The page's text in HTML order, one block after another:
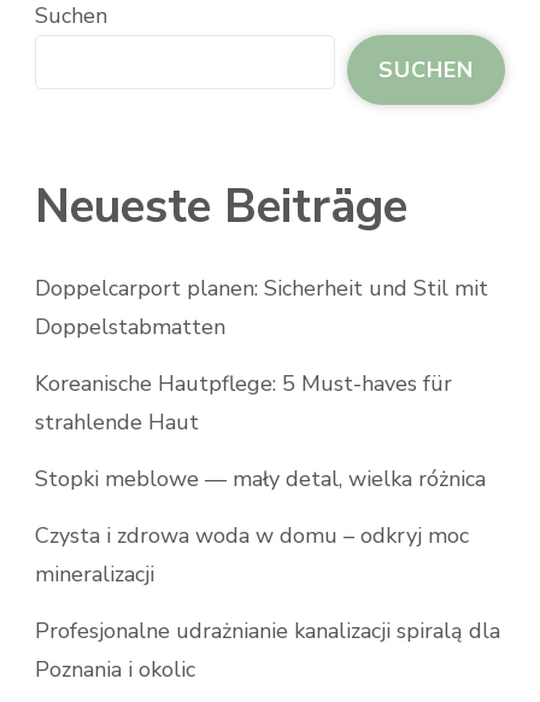
Suchen
SUCHEN
Neueste Beiträge
Doppelcarport planen: Sicherheit und Stil mit
Doppelstabmatten
Koreanische Hautpflege: 5 Must-haves für
strahlende Haut
Stopki meblowe — mały detal, wielka różnica
Czysta i zdrowa woda w domu – odkryj moc
mineralizacji
Profesjonalne udrażnianie kanalizacji spiralą dla
Poznania i okolic